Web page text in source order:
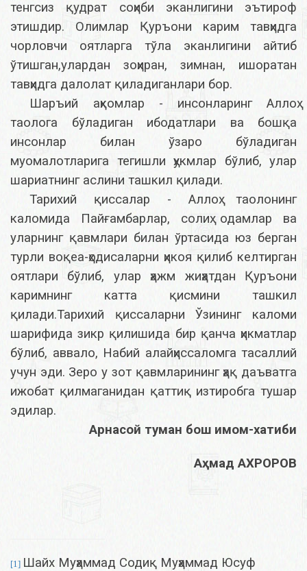
тенгсиз қудрат соҳиби эканлигини эътироф
этишдир. Олимлар Қуръони карим тавҳидга
чорловчи оятларга тўла эканлигини айтиб
ўтишган,улардан зоҳиран, зимнан, ишоратан
тавҳидга далолат қиладиганлари бор.
Шаръий аҳкомлар - инсонларинг Аллоҳ
таолога бўладиган ибодатлари ва бошқа
инсонлар билан ўзаро бўладиган
муомалотларига тегишли ҳукмлар бўлиб, улар
шариатнинг аслини ташкил қилади.
Тарихий қиссалар - Аллоҳ таолонинг
каломида Пайғамбарлар, солиҳ одамлар ва
уларнинг қавмлари билан ўртасида юз берган
турли воқеа-ҳодисаларни ҳикоя қилиб келтирган
оятлари бўлиб, улар ҳажм жиҳатдан Қуръони
каримнинг катта қисмини ташкил
қилади.Тарихий қиссаларни Ўзининг каломи
шарифида зикр қилишида бир қанча ҳикматлар
бўлиб, аввало, Набий алайҳиссаломга тасаллий
учун эди. Зеро у зот қавмларининг ҳақ даъватга
ижобат қилмаганидан қаттиқ изтиробга тушар
эдилар.
Арнасой туман бош имом-хатиби
Аҳмад АХРОРОВ
[1] Шайх Муҳаммад Содиқ Муҳаммад Юсуф